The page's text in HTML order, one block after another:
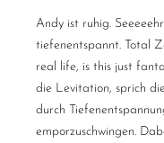
Andy ist ruhig.
tiefenentspannt. Total
real life, is this just
die Levitation, sprich
durch
emporzuschwingen.